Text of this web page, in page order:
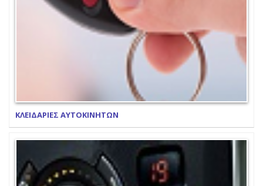
ΚΛΕΙΔΑΡΙΕΣ ΑΥΤΟΚΙΝΗΤΩΝ